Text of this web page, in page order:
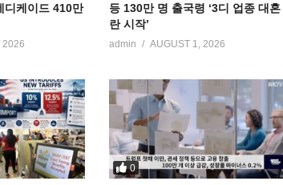
디케이드 410만
2026
등 130만 명 출국령 ‘3디 업종 대혼
란 시작’
admin AUGUST 1, 2026
0